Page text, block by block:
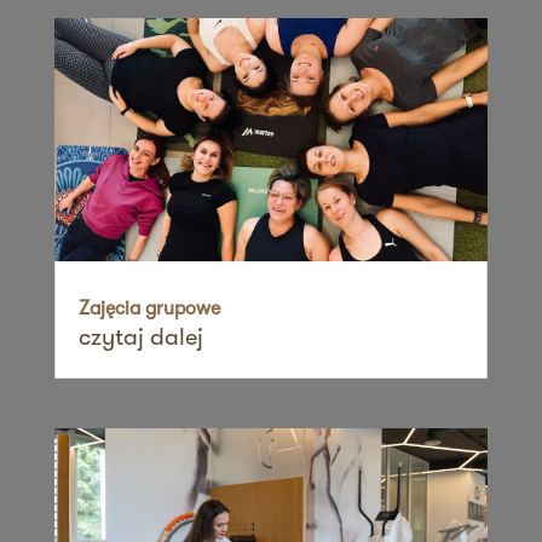
60-461 Poznań
Zapisz mnie
36 MINUT Suchanino
ul. Zygmunta Noskowskiego 17b,
Osiedle Suchanino
80-170 Gdańsk
Zapisz mnie
36 MINUT Suchy Las
ul. Obornicka 104
62-002 Suchy Las
Zapisz mnie
ul. Armii Krajowej 9,
58-100 Świdnica
Zapisz mnie
Zajęcia grupowe
czytaj dalej